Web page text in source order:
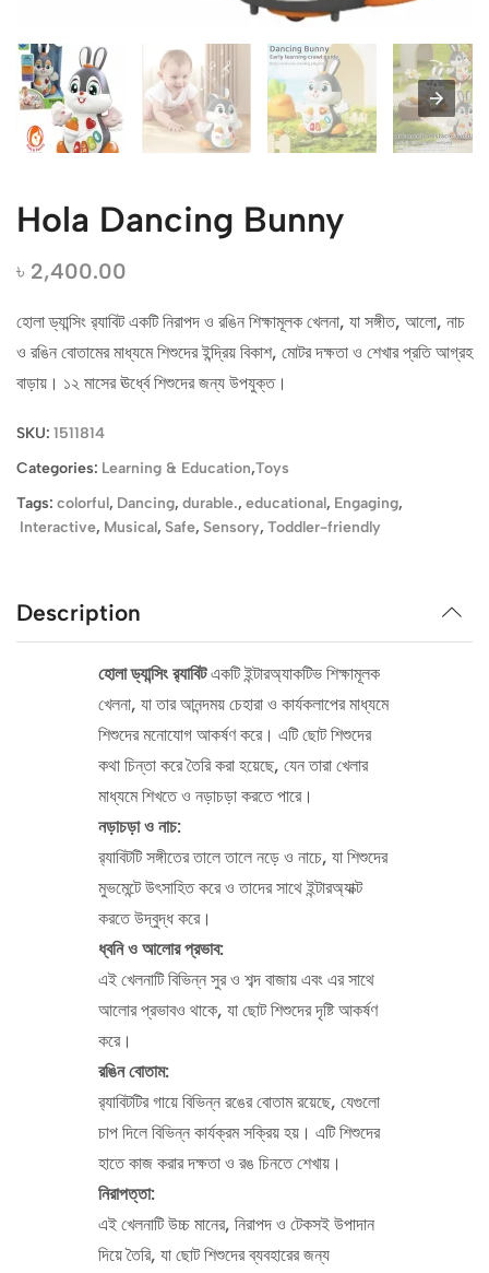
Hola Dancing Bunny
৳ 2,400.00
হোলা ড্যান্সিং র‍্যাবিট একটি নিরাপদ ও রঙিন শিক্ষামূলক খেলনা, যা সঙ্গীত, আলো, নাচ
ও রঙিন বোতামের মাধ্যমে শিশুদের ইন্দ্রিয় বিকাশ, মোটর দক্ষতা ও শেখার প্রতি আগ্রহ
বাড়ায়। ১২ মাসের ঊর্ধ্বে শিশুদের জন্য উপযুক্ত।
SKU: 1511814
Categories: Learning & Education,Toys
Tags: colorful, Dancing, durable., educational, Engaging,
Interactive, Musical, Safe, Sensory, Toddler-friendly
Description
হোলা ড্যান্সিং র‍্যাবিটএকটি ইন্টারঅ্যাকটিভ শিক্ষামূলক
খেলনা, যা তার আনন্দময় চেহারা ও কার্যকলাপের মাধ্যমে
শিশুদের মনোযোগ আকর্ষণ করে। এটি ছোট শিশুদের
কথা চিন্তা করে তৈরি করা হয়েছে, যেন তারা খেলার
মাধ্যমে শিখতে ও নড়াচড়া করতে পারে।
নড়াচড়া ও নাচ:
র‍্যাবিটটি সঙ্গীতের তালে তালে নড়ে ও নাচে, যা শিশুদের
মুভমেন্টে উৎসাহিত করে ও তাদের সাথে ইন্টারঅ্যাক্ট
করতে উদ্বুদ্ধ করে।
ধ্বনি ও আলোর প্রভাব:
এই খেলনাটি বিভিন্ন সুর ও শব্দ বাজায় এবং এর সাথে
আলোর প্রভাবও থাকে, যা ছোট শিশুদের দৃষ্টি আকর্ষণ
করে।
রঙিন বোতাম:
র‍্যাবিটটির গায়ে বিভিন্ন রঙের বোতাম রয়েছে, যেগুলো
চাপ দিলে বিভিন্ন কার্যক্রম সক্রিয় হয়। এটি শিশুদের
হাতে কাজ করার দক্ষতা ও রঙ চিনতে শেখায়।
নিরাপত্তা:
এই খেলনাটি উচ্চ মানের, নিরাপদ ও টেকসই উপাদান
দিয়ে তৈরি, যা ছোট শিশুদের ব্যবহারের জন্য